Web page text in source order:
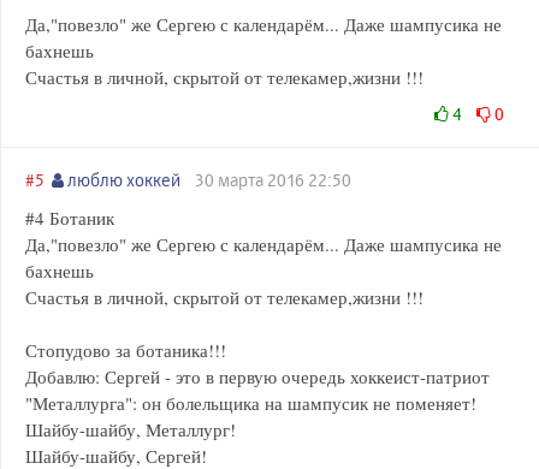
Да,"повезло" же Сергею с календарём... Даже шампусика не
бахнешь
Счастья в личной, скрытой от телекамер,жизни !!!
4 0
#5 люблю хоккей 30 марта 2016 22:50
#4 Ботаник
Да,"повезло" же Сергею с календарём... Даже шампусика не
бахнешь
Счастья в личной, скрытой от телекамер,жизни !!!
Стопудово за ботаника!!!
Добавлю: Сергей - это в первую очередь хоккеист-патриот
"Металлурга": он болельщика на шампусик не поменяет!
Шайбу-шайбу, Металлург!
Шайбу-шайбу, Сергей!